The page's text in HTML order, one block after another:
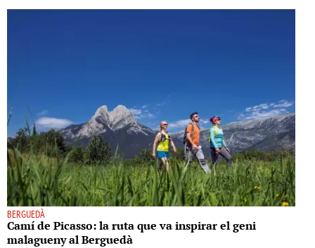
BERGUEDÀ
Camí de Picasso: la ruta que va inspirar el geni
malagueny al Berguedà